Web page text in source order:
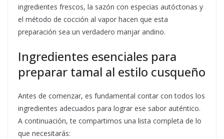
ingredientes frescos, la sazón con especias autóctonas y
el método de cocción al vapor hacen que esta
preparación sea un verdadero manjar andino.
Ingredientes esenciales para
preparar tamal al estilo cusqueño
Antes de comenzar, es fundamental contar con todos los
ingredientes adecuados para lograr ese sabor auténtico.
A continuación, te compartimos una lista completa de lo
que necesitarás: